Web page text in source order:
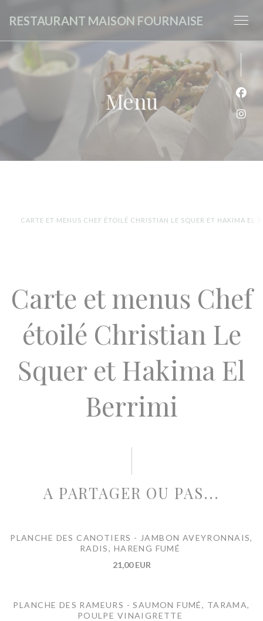
RESTAURANT MAISON FOURNAISE
Menu
CARTE ET MENUS CHEF ÉTOILÉ CHRISTIAN LE SQUER ET HAKIMA EL
Carte et menus Chef
étoilé Christian Le
Squer et Hakima El
Berrimi
A PARTAGER OU PAS...
PLANCHE DES CANOTIERS - JAMBON AVEYRONNAIS,
RADIS, HARENG FUMÉ
21,00 EUR
PLANCHE DES RAMEURS - SAUMON FUMÉ, TARAMA,
POULPE VINAIGRETTE